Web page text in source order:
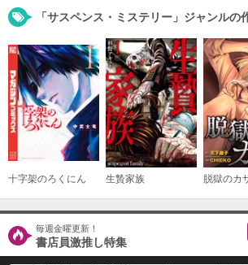
「サスペンス・ミステリー」ジャンルの
十字架のろくにん 生贄家族 脱獄のカ
毎週金曜更新！
書店員激推し特集